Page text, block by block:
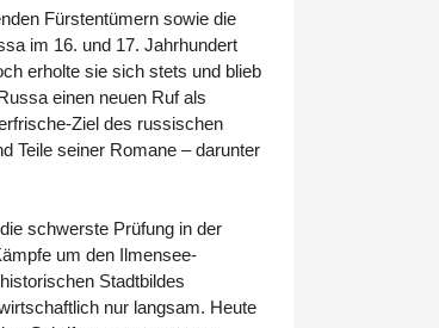
Fürstentümern sowie die
im 16. und 17. Jahrhundert
erholte sie sich stets und blieb
einen neuen Ruf als
Ziel des russischen
Teile seiner Romane – darunter
schwerste Prüfung in der
um den Ilmensee-
Stadtbildes
nur langsam. Heute